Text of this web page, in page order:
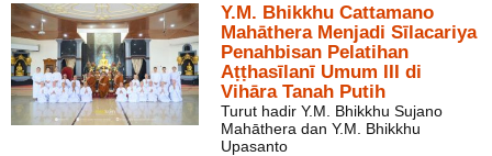
Y.M. Bhikkhu Cattamano
Mahāthera Menjadi Sīlacariya
Penahbisan Pelatihan
Aṭṭhasīlanī Umum III di
Vihāra Tanah Putih
Turut hadir Y.M. Bhikkhu Sujano
Mahāthera dan Y.M. Bhikkhu
Upasanto